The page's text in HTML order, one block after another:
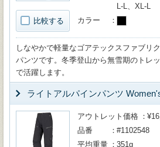
比較する
L-L、XL-L
カラー
しなやかで軽量なゴアテックスファブリ
パンツです。冬季登山から無雪期のトレ
で活躍します。
ライトアルパインパンツ
アウトレット価格
品番
#1102548
平均重量
351g